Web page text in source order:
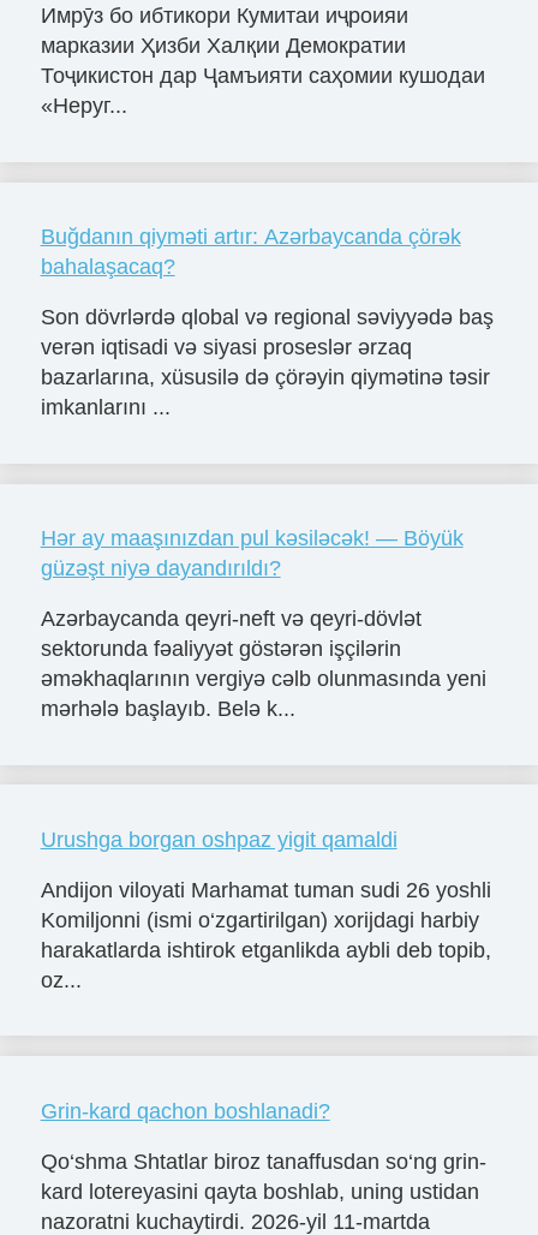
Имрӯз бо ибтикори Кумитаи иҷроияи
марказии Ҳизби Халқии Демократии
Тоҷикистон дар Ҷамъияти саҳомии кушодаи
«Неруг...
Buğdanın qiyməti artır: Azərbaycanda çörək
bahalaşacaq?
Son dövrlərdə qlobal və regional səviyyədə baş
verən iqtisadi və siyasi proseslər ərzaq
bazarlarına, xüsusilə də çörəyin qiymətinə təsir
imkanlarını ...
Hər ay maaşınızdan pul kəsiləcək! — Böyük
güzəşt niyə dayandırıldı?
Azərbaycanda qeyri-neft və qeyri-dövlət
sektorunda fəaliyyət göstərən işçilərin
əməkhaqlarının vergiyə cəlb olunmasında yeni
mərhələ başlayıb. Belə k...
Urushga borgan oshpaz yigit qamaldi
Andijon viloyati Marhamat tuman sudi 26 yoshli
Komiljonni (ismi o‘zgartirilgan) xorijdagi harbiy
harakatlarda ishtirok etganlikda aybli deb topib,
oz...
Grin-kard qachon boshlanadi?
Qo‘shma Shtatlar biroz tanaffusdan so‘ng grin-
kard lotereyasini qayta boshlab, uning ustidan
nazoratni kuchaytirdi. 2026-yil 11-martda